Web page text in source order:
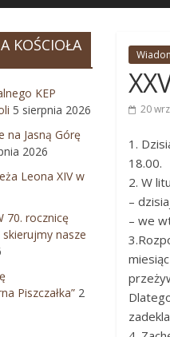
20
1.
18.00.
2. W
–
– we
KOŚCIOŁA
KEP
5 sierpnia 2026
na Jasną Górę
2026
Leona XIV w
70. rocznicę
nasze
Piszczałka” 2